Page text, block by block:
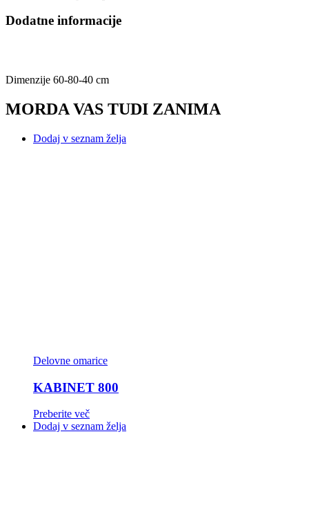
Dodatne informacije
Dimenzije 60-80-40 cm
MORDA VAS TUDI ZANIMA
Dodaj v seznam želja
Delovne omarice
KABINET 800
Preberite več
Dodaj v seznam želja